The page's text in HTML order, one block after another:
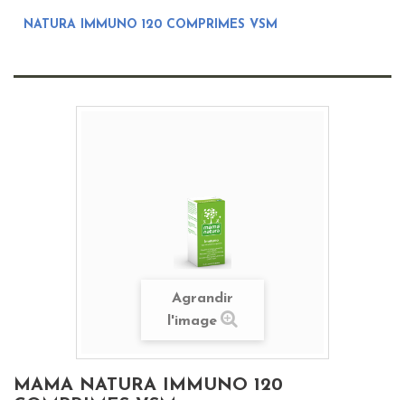
NATURA IMMUNO 120 COMPRIMES VSM
Agrandir
l'image
MAMA NATURA IMMUNO 120